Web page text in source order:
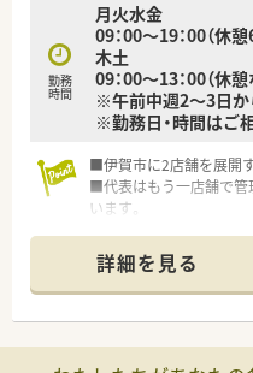
勤務
時間
月火水金
09：00～19：00（休憩
木土
09：00～13：00（休憩
※午前中週2～3日か
※勤務日・時間はご
■伊賀市に2店舗を展開
■代表はもう一店舗で管
います。
■即戦力であれば高時給
詳細を見る